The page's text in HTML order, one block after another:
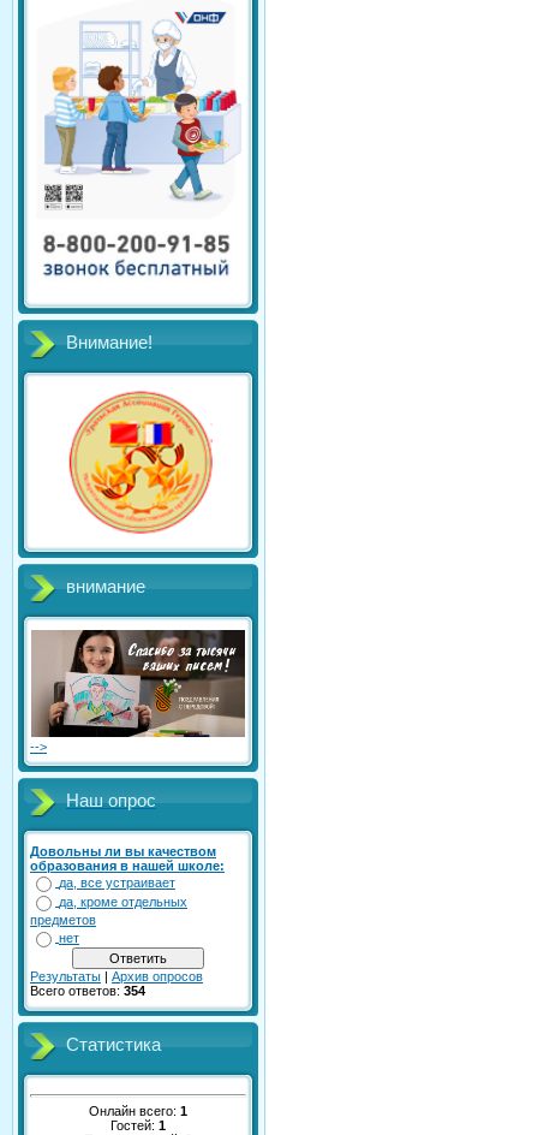
Внимание!
внимание
-->
Наш опрос
Довольны ли вы качеством
образования в нашей школе:
да, все устраивает
да, кроме отдельных
предметов
нет
Результаты | Архив опросов
Всего ответов: 354
Статистика
Онлайн всего: 1
Гостей: 1